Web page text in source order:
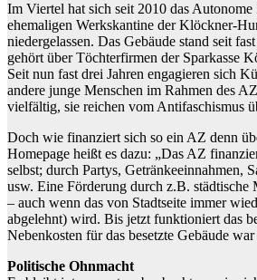
Im Viertel hat sich seit 2010 das
ehemaligen Werkskantine der Klöckner-
niedergelassen. Das Gebäude stand seit
gehört über Töchterfirmen der Sparkasse
Seit nun fast drei Jahren engagieren sich
andere junge Menschen im Rahmen des
vielfältig, sie reichen vom Antifaschismus
Doch wie finanziert sich so ein AZ denn
Homepage heißt es dazu: „Das AZ
selbst; durch Partys, Getränkeeinnahmen,
usw. Eine Förderung durch z.B.
– auch wenn das von Stadtseite immer
abgelehnt) wird. Bis jetzt funktioniert das
Nebenkosten für das besetzte Gebäude
Politische Ohnmacht